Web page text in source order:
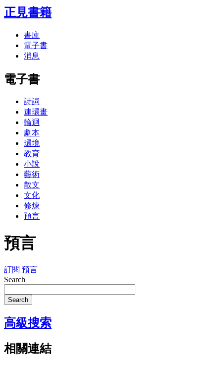
正見書籍
書庫
電子書
消息
電子書
詩詞
連環畫
輪迴
劇本
環境
教育
小說
藝術
散文
文化
修煉
預言
預言
訂閱 預言
Search
Search
高級搜索
相關連結